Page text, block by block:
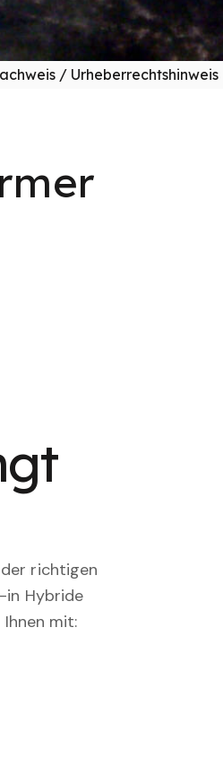
/ Urheberrechtshinweis
richtigen
in Hybride
mit: